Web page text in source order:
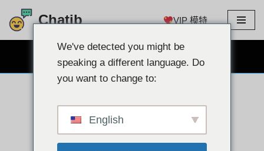
跳
容
Chatib VIP 模特
We've detected you might be
speaking a different language. Do
you want to change to:
English